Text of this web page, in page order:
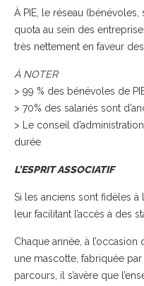
À PIE, le réseau
quota au sein des
très nettement en faveur
À NOTER
> 99 % des bénévoles de
> 70% des salariés sont
> Le conseil
durée
L’ESPRIT ASSOCIATIF
Si les anciens sont fidèles à
leur facilitant l’accès à des
Chaque année, à
une mascotte, fabriquée
parcours, il s’avère que